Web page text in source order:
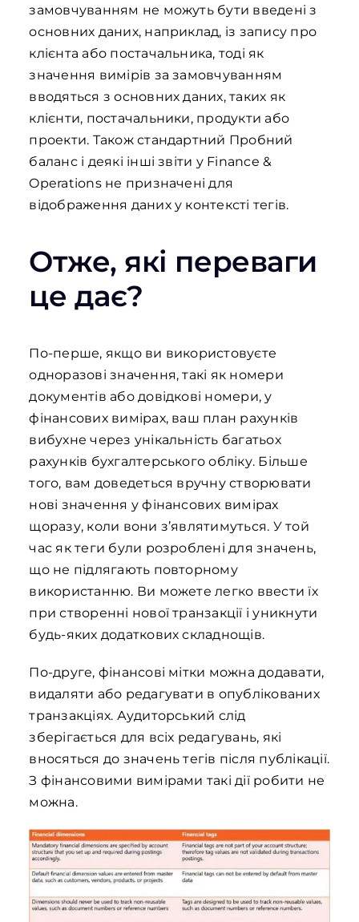
замовчуванням не можуть бути введені з
основних даних, наприклад, із запису про
клієнта або постачальника, тоді як
значення вимірів за замовчуванням
вводяться з основних даних, таких як
клієнти, постачальники, продукти або
проекти. Також стандартний Пробний
баланс і деякі інші звіти у Finance &
Operations не призначені для
відображення даних у контексті тегів.
Отже, які переваги
це дає?
По-перше, якщо ви використовуєте
одноразові значення, такі як номери
документів або довідкові номери, у
фінансових вимірах, ваш план рахунків
вибухне через унікальність багатьох
рахунків бухгалтерського обліку. Більше
того, вам доведеться вручну створювати
нові значення у фінансових вимірах
щоразу, коли вони з’являтимуться. У той
час як теги були розроблені для значень,
що не підлягають повторному
використанню. Ви можете легко ввести їх
при створенні нової транзакції і уникнути
будь-яких додаткових складнощів.
По-друге, фінансові мітки можна додавати,
видаляти або редагувати в опублікованих
транзакціях. Аудиторський слід
зберігається для всіх редагувань, які
вносяться до значень тегів після публікації.
З фінансовими вимірами такі дії робити не
можна.